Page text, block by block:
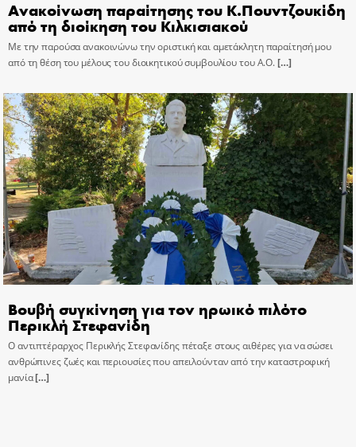
Ανακοίνωση παραίτησης του Κ.Πουντζουκίδη
από τη διοίκηση του Κιλκισιακού
Με την παρούσα ανακοινώνω την οριστική και αμετάκλητη παραίτησή μου
από τη θέση του μέλους του διοικητικού συμβουλίου του Α.Ο.[…]
Βουβή συγκίνηση για τον ηρωικό πιλότο
Περικλή Στεφανίδη
Ο αντιπτέραρχος Περικλής Στεφανίδης πέταξε στους αιθέρες για να σώσει
ανθρώπινες ζωές και περιουσίες που απειλούνταν από την καταστροφική
μανία[…]